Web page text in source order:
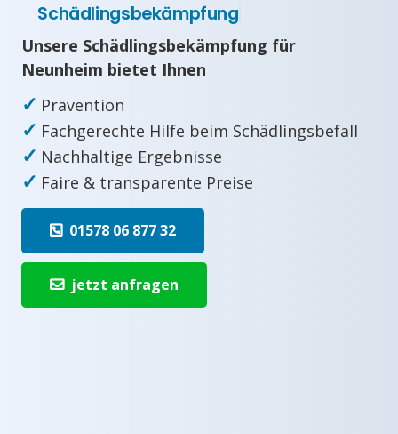
Schädlingsbekämpfung
Unsere Schädlingsbekämpfung für
Neunheim bietet Ihnen
✓ Prävention
✓ Fachgerechte Hilfe beim Schädlingsbefall
✓ Nachhaltige Ergebnisse
✓ Faire & transparente Preise
01578 06 877 32
jetzt anfragen